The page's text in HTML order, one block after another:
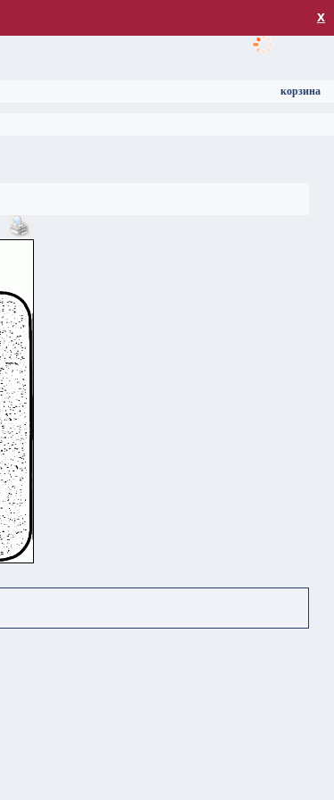
х
корзина